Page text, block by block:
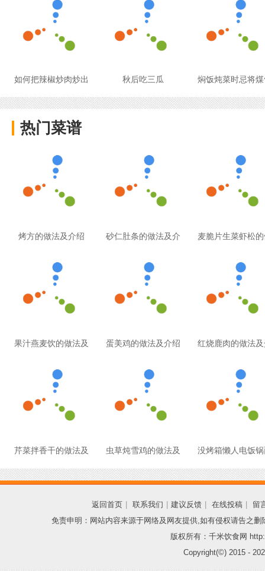
如何把辣椒炒肉炒出 秋后吃三瓜 焖饭炖菜时忌将
热门菜谱
烤方的做法及介绍 砂仁肚条的做法及介 麦脆片生菜虾松
果汁燕麦饮的做法及 蛋美鸡的做法及介绍 红烧鹿肉的做法
芹菜拌香干的做法及 虫草炖雪鸡的做法及 没烤箱懒人电饭
返回首页 联系我们 建议反馈 在线投稿
留
免责申明：网站内容来源于网络及网友提供,如有侵权请告之
版权所有：千米饮食网
Copyright(©) 2015 -